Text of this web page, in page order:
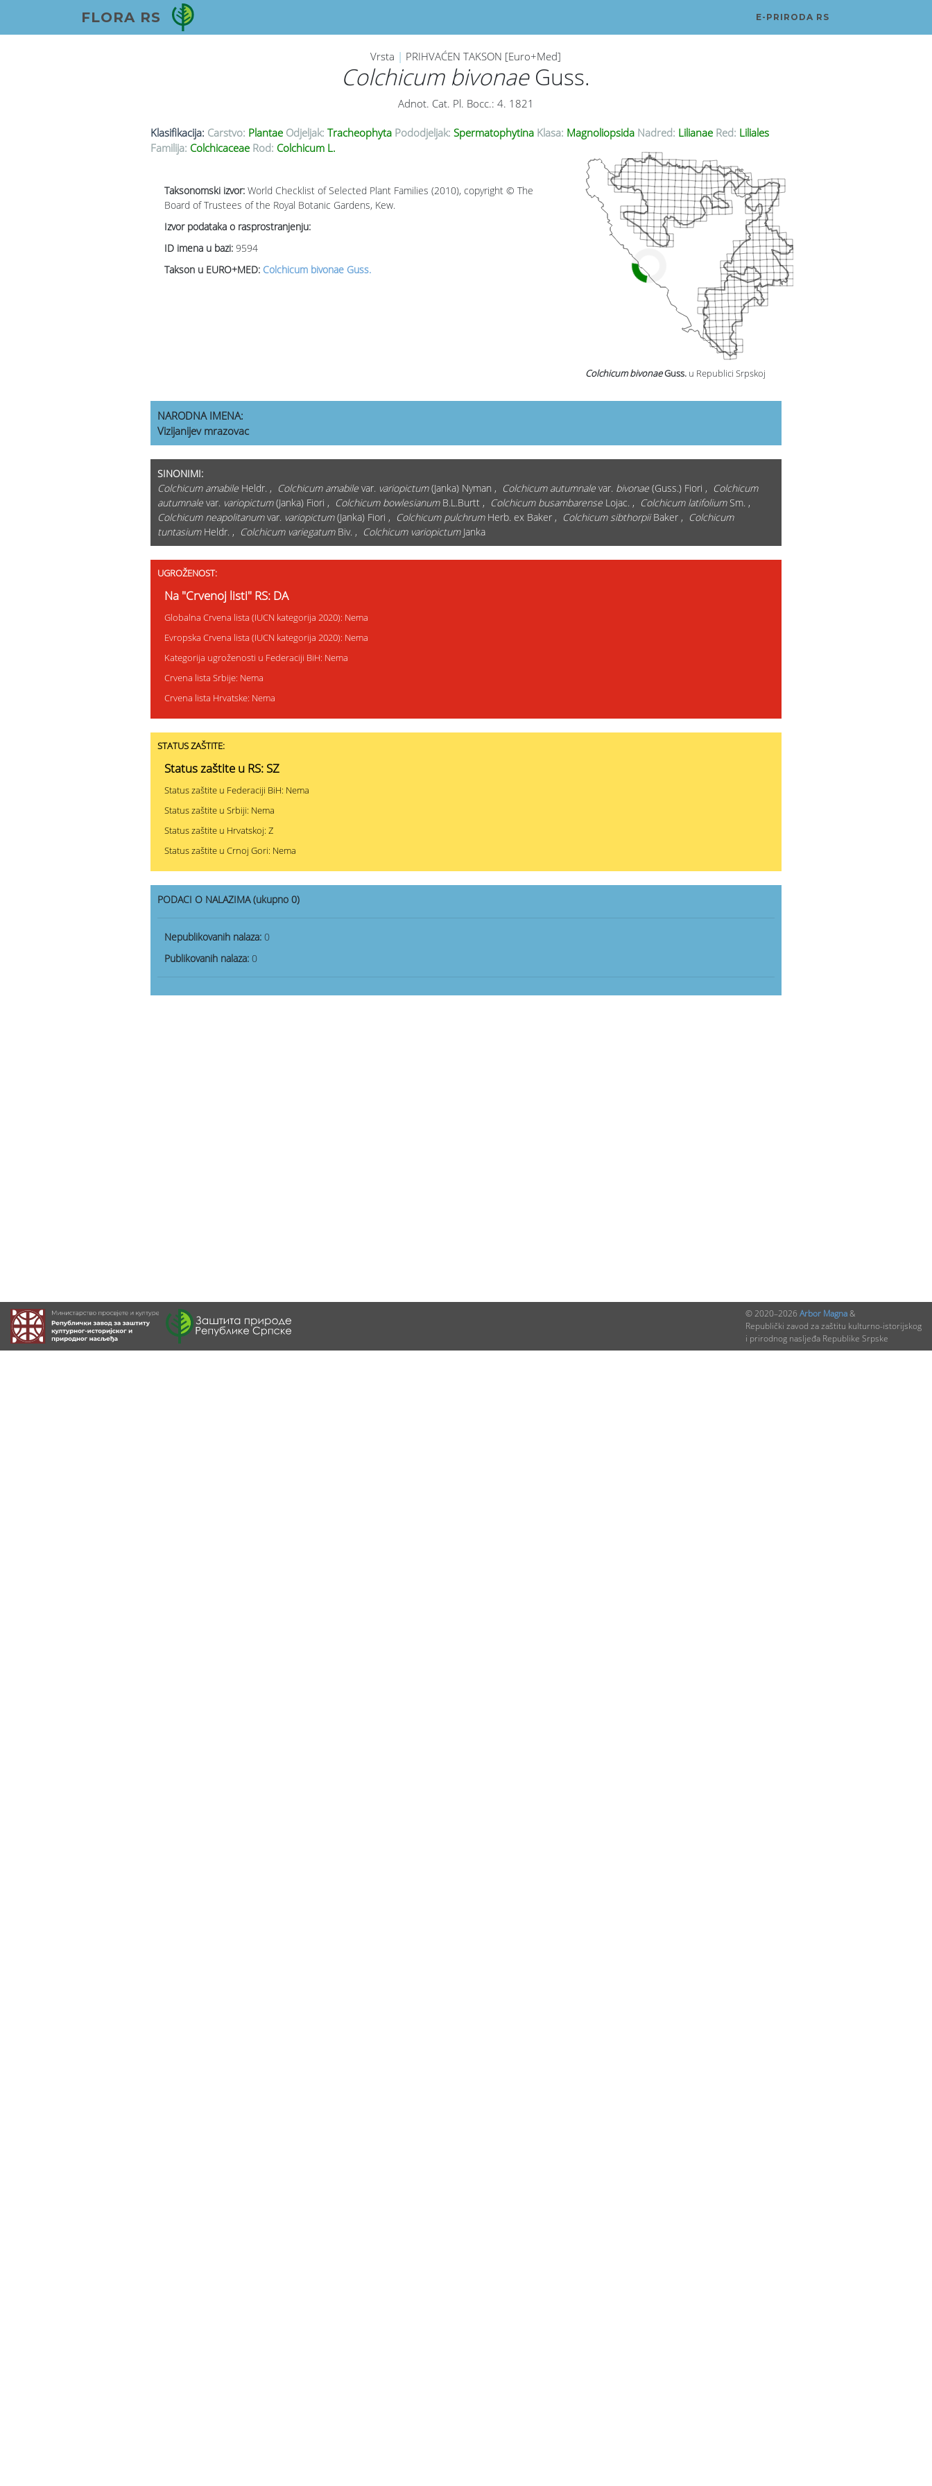
FLORA RS E-PRIRODA RS
Vrsta | PRIHVAĆEN TAKSON [Euro+Med]
Colchicum bivonaeGuss.
Adnot. Cat. Pl. Bocc.: 4. 1821
Klasifikacija: Carstvo: Plantae Odjeljak: Tracheophyta Pododjeljak: Spermatophytina Klasa: Magnoliopsida Nadred: Lilianae Red: Liliales
Familija: Colchicaceae Rod: Colchicum L.
Taksonomski izvor: World Checklist of Selected Plant Families (2010), copyright © The
Board of Trustees of the Royal Botanic Gardens, Kew.
Izvor podataka o rasprostranjenju:
ID imena u bazi: 9594
Takson u EURO+MED: Colchicum bivonae Guss.
Colchicum bivonaeGuss. u Republici Srpskoj
NARODNA IMENA:
Vizijanijev mrazovac
SINONIMI:
Colchicum amabileHeldr. , Colchicum amabilevar. variopictum(Janka) Nyman , Colchicum autumnalevar. bivonae(Guss.) Fiori , Colchicum
autumnalevar. variopictum(Janka) Fiori , Colchicum bowlesianumB.L.Burtt , Colchicum busambarenseLojac. , Colchicum latifoliumSm. ,
Colchicum neapolitanumvar. variopictum(Janka) Fiori , Colchicum pulchrumHerb. ex Baker , Colchicum sibthorpiiBaker , Colchicum
tuntasiumHeldr. , Colchicum variegatumBiv. , Colchicum variopictumJanka
UGROŽENOST:
Na "Crvenoj listi" RS: DA
Globalna Crvena lista (IUCN kategorija 2020): Nema
Evropska Crvena lista (IUCN kategorija 2020): Nema
Kategorija ugroženosti u Federaciji BiH: Nema
Crvena lista Srbije: Nema
Crvena lista Hrvatske: Nema
STATUS ZAŠTITE:
Status zaštite u RS: SZ
Status zaštite u Federaciji BiH: Nema
Status zaštite u Srbiji: Nema
Status zaštite u Hrvatskoj: Z
Status zaštite u Crnoj Gori: Nema
PODACI O NALAZIMA (ukupno 0)
Nepublikovanih nalaza: 0
Publikovanih nalaza: 0
© 2020–2026 Arbor Magna&
Republički zavod za zaštitu kulturno-istorijskog
i prirodnog nasljeđa Republike Srpske